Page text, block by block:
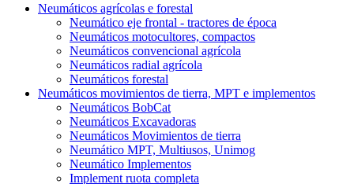
Neumáticos agrícolas e forestal
Neumático eje frontal - tractores de época
Neumáticos motocultores, compactos
Neumáticos convencional agrícola
Neumáticos radial agrícola
Neumáticos forestal
Neumáticos movimientos de tierra, MPT e implementos
Neumáticos BobCat
Neumáticos Excavadoras
Neumáticos Movimientos de tierra
Neumático MPT, Multiusos, Unimog
Neumático Implementos
Implement ruota completa